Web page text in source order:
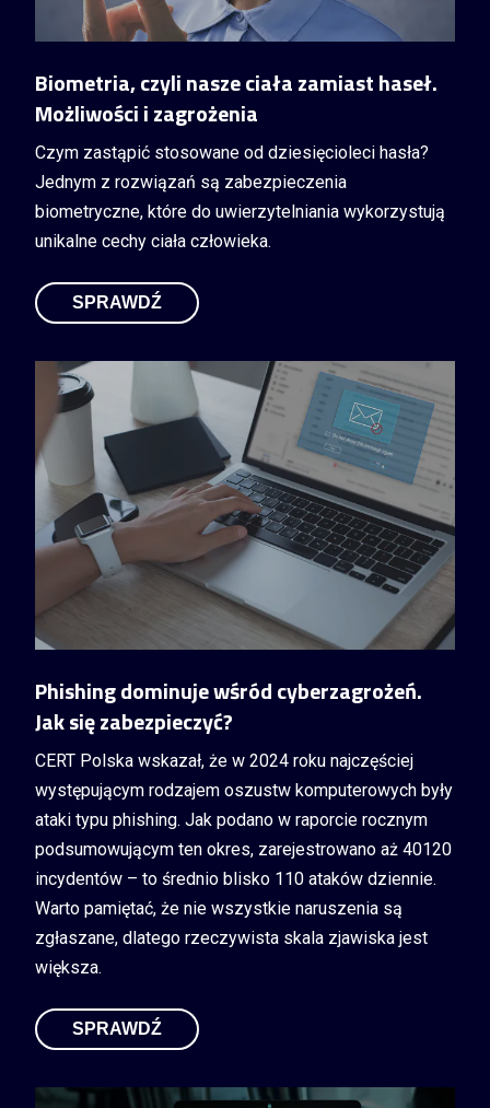
Biometria, czyli nasze ciała zamiast haseł.
Możliwości i zagrożenia
Czym zastąpić stosowane od dziesięcioleci hasła?
Jednym z rozwiązań są zabezpieczenia
biometryczne, które do uwierzytelniania wykorzystują
unikalne cechy ciała człowieka.
SPRAWDŹ
Phishing dominuje wśród cyberzagrożeń.
Jak się zabezpieczyć?
CERT Polska wskazał, że w 2024 roku najczęściej
występującym rodzajem oszustw komputerowych były
ataki typu phishing. Jak podano w raporcie rocznym
podsumowującym ten okres, zarejestrowano aż 40120
incydentów – to średnio blisko 110 ataków dziennie.
Warto pamiętać, że nie wszystkie naruszenia są
zgłaszane, dlatego rzeczywista skala zjawiska jest
większa.
SPRAWDŹ